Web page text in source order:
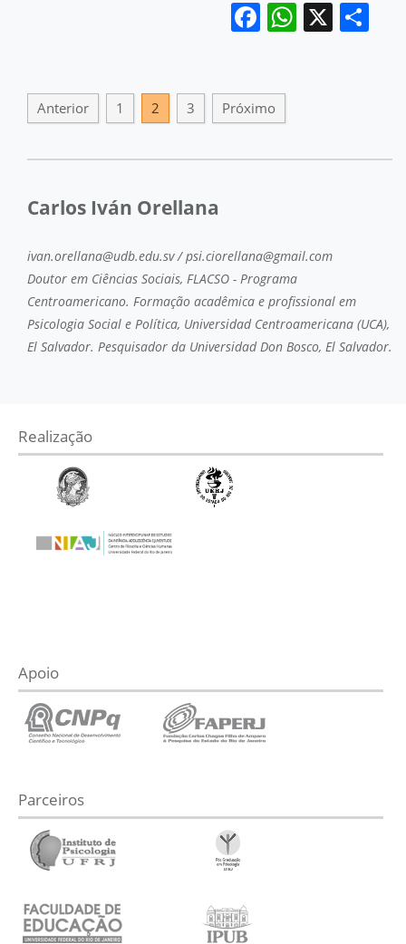
Facebook
X
Anterior 1 2 3 Próximo
Carlos Iván Orellana
ivan.orellana@udb.edu.sv / psi.ciorellana@gmail.com
Doutor em Ciências Sociais, FLACSO - Programa
Centroamericano. Formação acadêmica e profissional em
Psicologia Social e Política, Universidad Centroamericana (UCA),
El Salvador. Pesquisador da Universidad Don Bosco, El Salvador.
Realização
Apoio
Parceiros